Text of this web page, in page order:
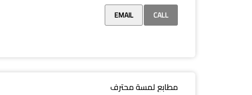
CALL
EMAIL
مطابع لمسة محترف